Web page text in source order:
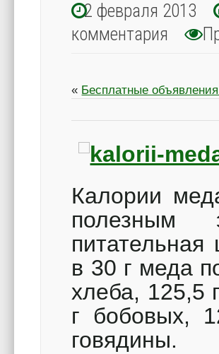
2 февраля 2013
комментария
« Бесплатные
Калории
полезным
в 30 г меда
хлеба, 125,5
г бобовых,
говядины.